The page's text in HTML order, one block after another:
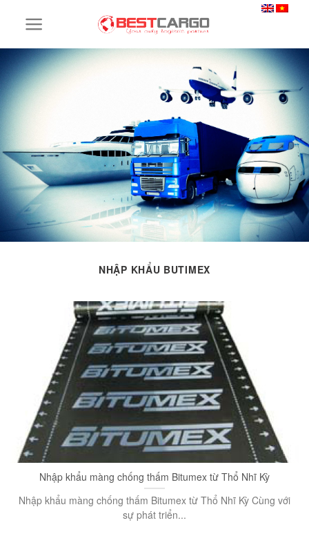
NHẬP KHẨU BUTIMEX
Nhập khẩu màng chống thấm Bitumex từ Thổ Nhĩ Kỳ
Nhập khẩu màng chống thấm Bitumex từ Thổ Nhĩ Kỳ Cùng với
sự phát triển...